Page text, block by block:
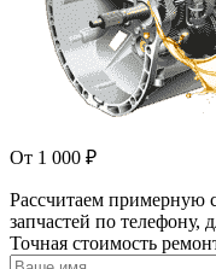
От 1 000 ₽
Рассчитаем примерную
запчастей по телефону,
Точная стоимость